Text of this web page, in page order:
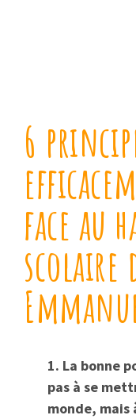
6
face au
scolaire
1. La bonne
pas à se
monde, mais